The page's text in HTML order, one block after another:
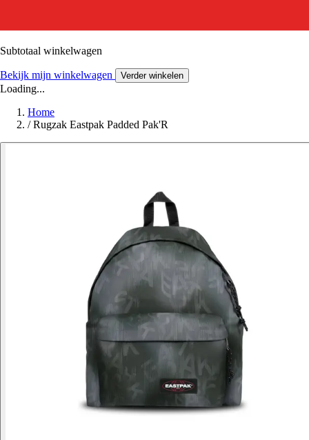
Subtotaal winkelwagen
Bekijk mijn winkelwagen Verder winkelen
Loading...
Home
/ Rugzak Eastpak Padded Pak'R